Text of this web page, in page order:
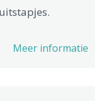
Meer informatie